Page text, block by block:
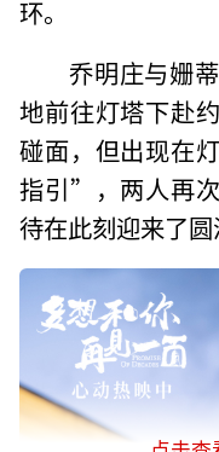
环。
乔明庄与姗
地前往灯塔下赴
碰面，但出现在
指引”，两人再
待在此刻迎来了圆